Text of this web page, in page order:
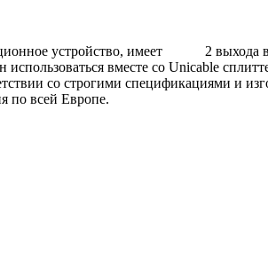
устройство, имеет 2 выхода в
вместе со Unicable
со строгими спецификациями и
по всей Европе.